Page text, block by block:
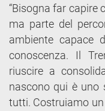
“Bisogna far capire
ma parte del
ambiente capace
conoscenza. Il
riuscire a
nascono qui è uno
tutti. Costruiamo